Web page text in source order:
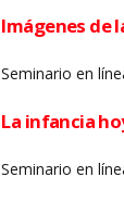
Imágenes de
Seminario en
La infancia
Seminario en